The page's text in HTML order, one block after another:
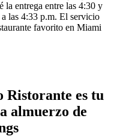
la entrega entre las 4:30 y
las 4:33 p.m. El servicio
favorito en Miami
Ristorante es tu
almuerzo de